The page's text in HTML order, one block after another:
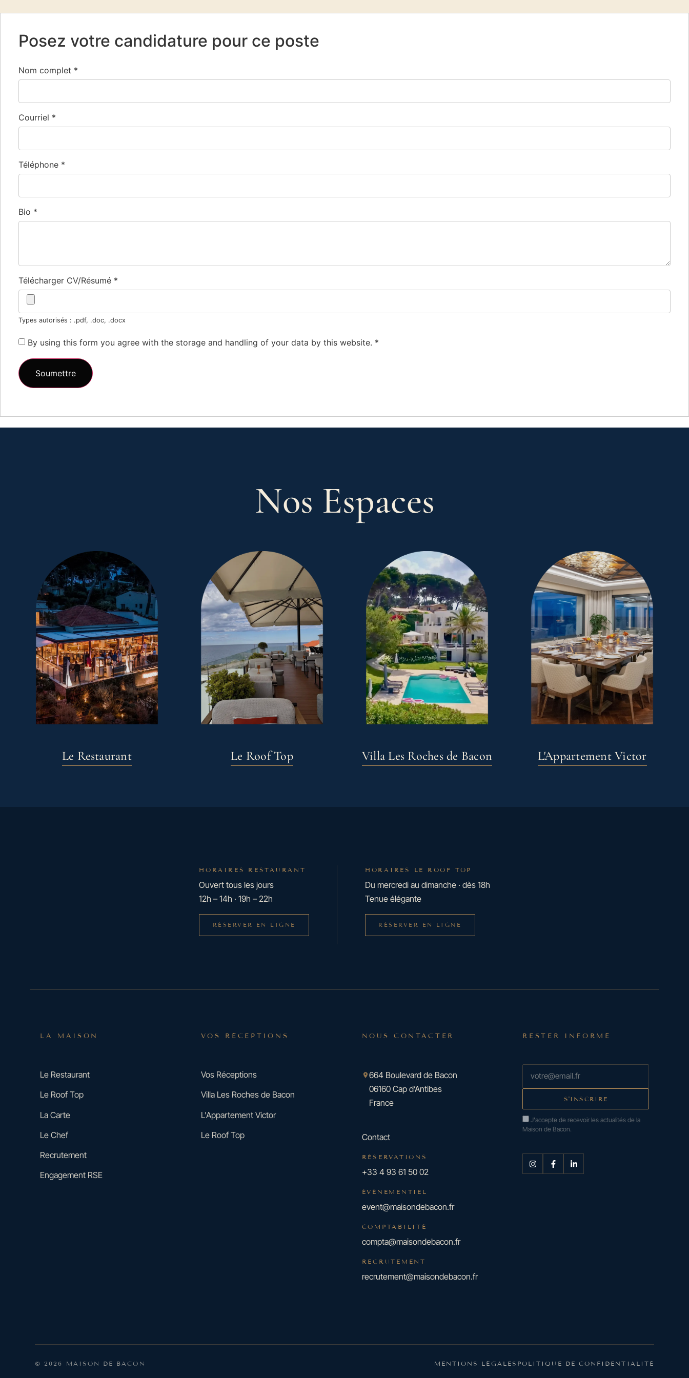
Posez votre candidature pour ce poste
Nom complet *
Courriel *
Téléphone *
Bio *
Télécharger CV/Résumé *
Types autorisés : .pdf, .doc, .docx
By using this form you agree with the storage and handling of your data by this website. *
Nos Espaces
Le Restaurant Le Roof Top Villa Les Roches de Bacon L'Appartement Victor
HORAIRES RESTAURANT
Ouvert tous les jours
12h – 14h · 19h – 22h
RÉSERVER EN LIGNE
HORAIRES LE ROOF TOP
Du mercredi au dimanche · dès 18h
Tenue élégante
RÉSERVER EN LIGNE
LA MAISON
Le Restaurant
Le Roof Top
La Carte
Le Chef
Recrutement
Engagement RSE
VOS RÉCEPTIONS
Vos Réceptions
Villa Les Roches de Bacon
L'Appartement Victor
Le Roof Top
NOUS CONTACTER
664 Boulevard de Bacon
06160 Cap d’Antibes
France
Contact
RÉSERVATIONS
+33 4 93 61 50 02
ÉVÉNEMENTIEL
event@maisondebacon.fr
COMPTABILITÉ
compta@maisondebacon.fr
RECRUTEMENT
recrutement@maisondebacon.fr
RESTER INFORMÉ
J'accepte de recevoir les actualités de la
Maison de Bacon.
© 2026 MAISON DE BACON MENTIONS LÉGALES POLITIQUE DE CONFIDENTIALITÉ